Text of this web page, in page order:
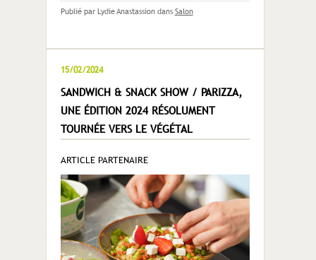
Publié par Lydie Anastassion dans Salon
15/02/2024
SANDWICH & SNACK SHOW / PARIZZA,
UNE ÉDITION 2024 RÉSOLUMENT
TOURNÉE VERS LE VÉGÉTAL
ARTICLE PARTENAIRE